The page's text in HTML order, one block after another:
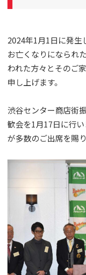
2024年1月1日に発生
お亡くなりになられ
われた方々とそのご
申し上げます。
渋谷センター商店街
歓会を1月17日に行
が多数のご出席を賜